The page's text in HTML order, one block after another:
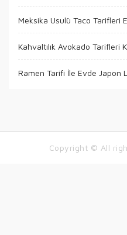
Meksika Usulü Taco Tarifleri
Kahvaltılık Avokado Tarifleri
Ramen Tarifi İle Evde Japon
Copyright © All